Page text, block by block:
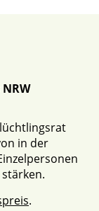
in der
.